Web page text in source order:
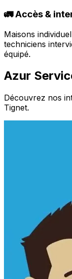
🚛 Accès &
Maisons
techniciens
équipé.
Azur
Découvrez nos
Tignet.